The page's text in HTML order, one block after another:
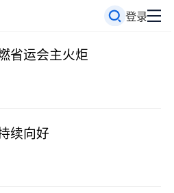
登录
省运会主火炬
续向好